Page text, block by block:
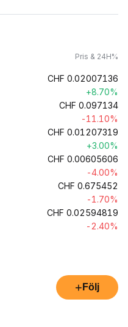
Pris & 24H%
CHF 0.02007136
+8.70%
CHF 0.097134
-11.10%
CHF 0.01207319
+3.00%
CHF 0.00605606
-4.00%
CHF 0.675452
-1.70%
CHF 0.02594819
-2.40%
+ Följ